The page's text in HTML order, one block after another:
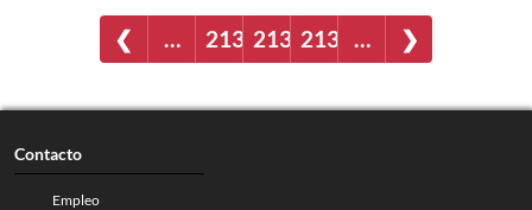
❮ … 213121322133 … ❯
Contacto
Empleo